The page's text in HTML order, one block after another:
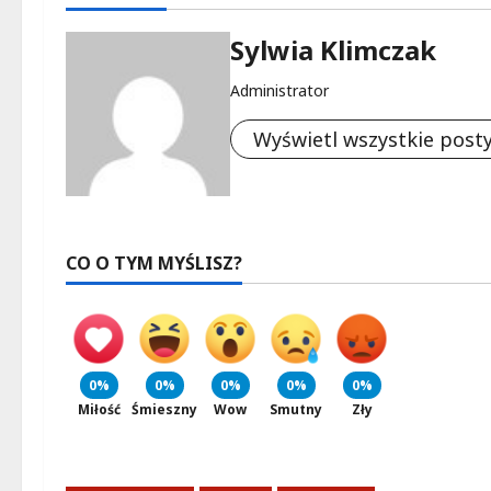
Sylwia Klimczak
Administrator
Wyświetl wszystkie
CO O TYM MYŚLISZ?
0%
Miłość
0%
Śmieszny
0%
Wow
0%
Smutny
0%
Zły